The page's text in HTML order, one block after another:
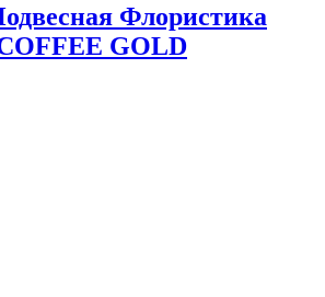
Флористика
GOLD